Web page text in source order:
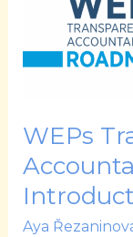
WEPs
Aya
Roadmap:
Introduction